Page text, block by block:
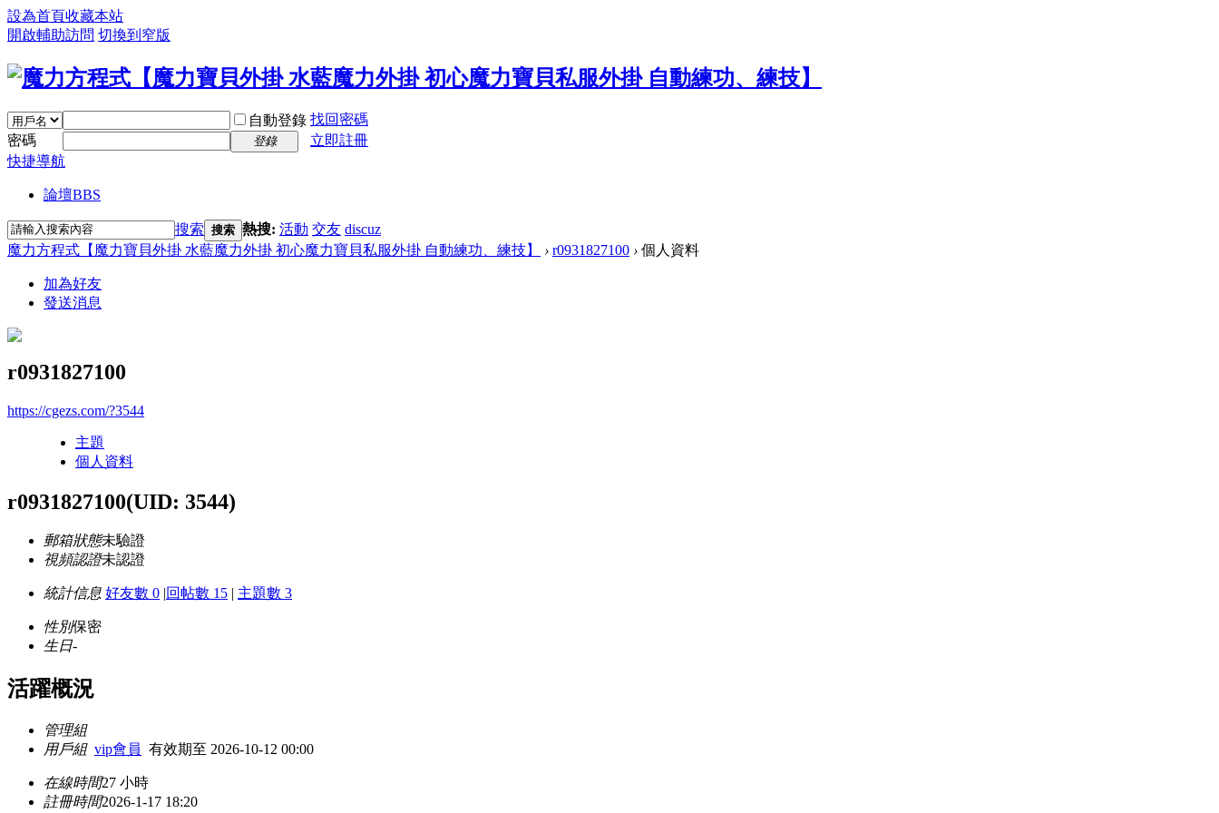
設為首頁收藏本站
開啟輔助訪問 切換到窄版
自動登錄 找回密碼
密碼
登錄
立即註冊
快捷導航
論壇BBS
搜索 搜索 熱搜: 活動 交友 discuz
魔力方程式【魔力寶貝外掛 水藍魔力外掛 初心魔力寶貝私服外掛 自動練功、練技】
› r0931827100 › 個人資料
加為好友
發送消息
r0931827100
https://cgezs.com/?3544
主題
個人資料
r0931827100(UID: 3544)
郵箱狀態未驗證
視頻認證未認證
統計信息 好友數 0 |回帖數 15 | 主題數 3
性別保密
生日-
活躍概況
管理組
用戶組 vip會員 有效期至 2026-10-12 00:00
在線時間27 小時
註冊時間2026-1-17 18:20